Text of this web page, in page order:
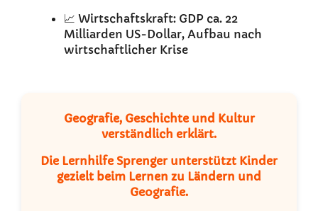
📈 Wirtschaftskraft: GDP ca. 22
Milliarden US-Dollar, Aufbau nach
wirtschaftlicher Krise
Geografie, Geschichte und Kultur
verständlich erklärt.
Die Lernhilfe Sprengerunterstützt Kinder
gezielt beim Lernen zu Ländern und
Geografie.